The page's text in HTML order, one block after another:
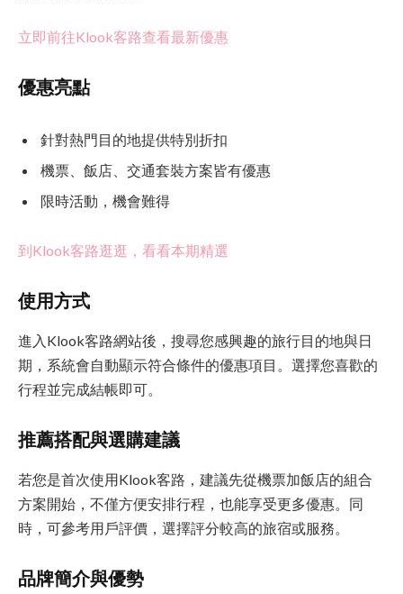
立即前往Klook客路查看最新優惠
優惠亮點
針對熱門目的地提供特別折扣
機票、飯店、交通套裝方案皆有優惠
限時活動，機會難得
到Klook客路逛逛，看看本期精選
使用方式
進入Klook客路網站後，搜尋您感興趣的旅行目的地與日
期，系統會自動顯示符合條件的優惠項目。選擇您喜歡的
行程並完成結帳即可。
推薦搭配與選購建議
若您是首次使用Klook客路，建議先從機票加飯店的組合
方案開始，不僅方便安排行程，也能享受更多優惠。同
時，可參考用戶評價，選擇評分較高的旅宿或服務。
品牌簡介與優勢